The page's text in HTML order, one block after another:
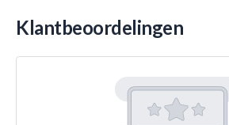
Klantbeoordelingen